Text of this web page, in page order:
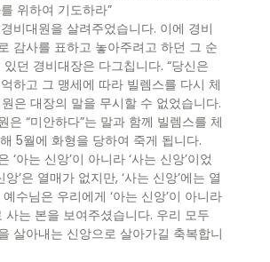
위하여 기도하라”
비대원을 살려주었습니다. 이에 경비
감사를 표하고 놓아주려고 하던 그 순
던 경비대장은 다그칩니다. “당신은
하고 그 맹세에 따라 빌렘스를 다시 체
은 대장의 말을 무시할 수 없었습니다.
은 “미안하다”는 말과 함께 빌렘스를 체
5월에 화형을 당하여 죽게 됩니다.
‘아는 신앙’이 아니라 ‘사는 신앙’이었
앙’은 열매가 없지만, ‘사는 신앙’에는 열
수님은 우리에게 ‘아는 신앙’이 아니라
사는 본을 보여주셨습니다. 우리 모두
살아내는 신앙으로 살아가길 축복합니